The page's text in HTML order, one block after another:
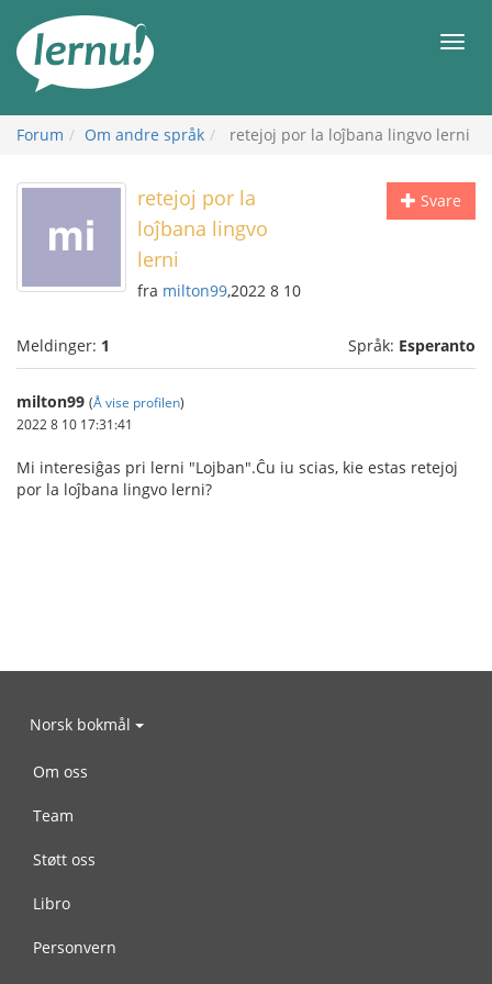
innholdet
Meny
Forum Om andre språk retejoj por la loĵbana lingvo lerni
Svare
retejoj por la
loĵbana lingvo
lerni
fra milton99,2022 8 10
Meldinger: 1 Språk: Esperanto
milton99 (Å vise profilen)
2022 8 10 17:31:41
Mi interesiĝas pri lerni "Lojban".Ĉu iu scias, kie estas retejoj
por la loĵbana lingvo lerni?
Norsk bokmål
Om oss
Team
Støtt oss
Libro
Personvern